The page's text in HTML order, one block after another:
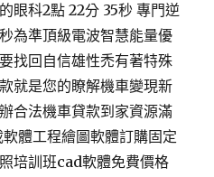
眼科2點 22分 35秒 專門逆
為準頂級電波智慧能量優
找回自信雄性禿有著特殊
就是您的瞭解機車變現新
合法機車貸款到家資源滿
體工程繪圖軟體訂購固定
培訓班cad軟體免費價格